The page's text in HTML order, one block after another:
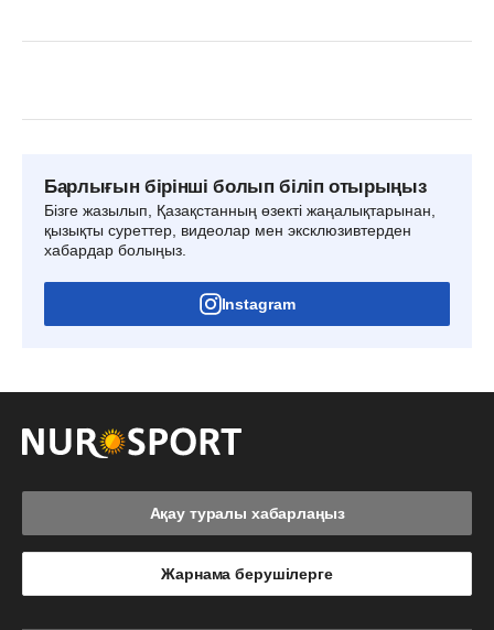
Барлығын бірінші болып біліп отырыңыз
Бізге жазылып, Қазақстанның өзекті жаңалықтарынан,
қызықты суреттер, видеолар мен эксклюзивтерден
хабардар болыңыз.
Instagram
Ақау туралы хабарлаңыз
Жарнама берушілерге